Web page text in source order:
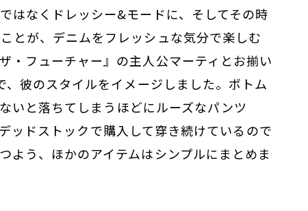
はなくドレッシー&モードに、そしてその時
とが、デニムをフレッシュな気分で楽しむ
・フューチャー』の主人公マーティとお揃い
彼のスタイルをイメージしました。ボトム
いと落ちてしまうほどにルーズなパンツ
ッドストックで購入して穿き続けているので
よう、ほかのアイテムはシンプルにまとめま